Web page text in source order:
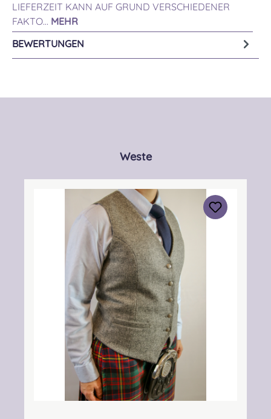
LIEFERZEIT KANN AUF GRUND VERSCHIEDENER
FAKTO… MEHR
BEWERTUNGEN
Produktgalerie überspringen
Weste